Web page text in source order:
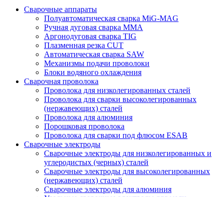
Сварочные аппараты
Полуавтоматическая сварка MiG-MAG
Ручная дуговая сварка MMA
Аргонодуговая сварка TIG
Плазменная резка CUT
Автоматическая сварка SAW
Механизмы подачи проволоки
Блоки водяного охлаждения
Сварочная проволока
Проволока для низколегированных сталей
Проволока для сварки высоколегированных
(нержавеющих) сталей
Проволока для алюминия
Порошковая проволока
Проволока для сварки под флюсом ESAB
Сварочные электроды
Сварочные электроды для низколегированных и
углеродистых (черных) сталей
Сварочные электроды для высоколегированных
(нержавеющих) сталей
Сварочные электроды для алюминия